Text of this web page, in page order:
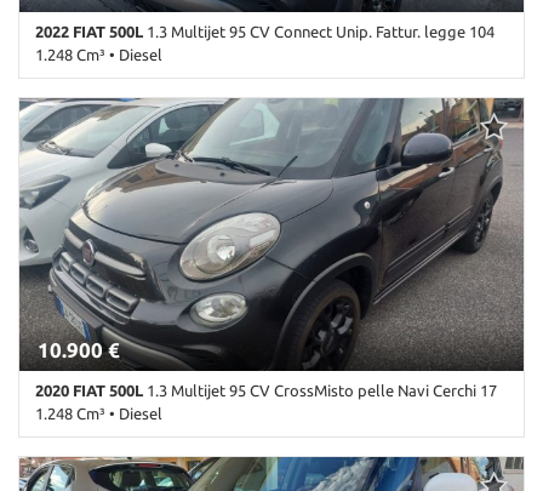
2022 FIAT 500L 1.3 Multijet 95 CV Connect Unip. Fattur. legge 104
1.248 Cm³ • Diesel
120.000 Km • Cambio Manuale (5) • Antracite metallizzato • 5 Porte
• ABS • Airbag • Airbag laterali • Airbag Passeggero • Airbag testa
• Alzacristalli elettrici • Autoradio • Bluetooth • Chiusura
centralizzata • Climatizzatore • Controllo trazione • Cruise Control
• ESP • Immobilizzatore elettronico • Sedile posteriore sdoppiato •
Servosterzo • Start/Stop Automatico • USB
10.900 €
2020 FIAT 500L 1.3 Multijet 95 CV CrossMisto pelle Navi Cerchi 17
1.248 Cm³ • Diesel
122.000 Km • Cambio Manuale (5) • Antracite metallizzato • 5 Porte
• ABS • Airbag • Airbag laterali • Airbag Passeggero • Airbag testa